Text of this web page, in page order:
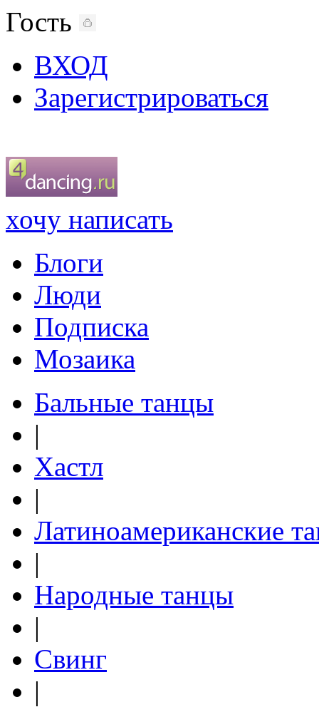
Гость
ВХОД
Зарегистрироваться
хочу написать
Блоги
Люди
Подписка
Мозаика
Бальные танцы
|
Хастл
|
Латиноамериканские
|
Народные танцы
|
Свинг
|